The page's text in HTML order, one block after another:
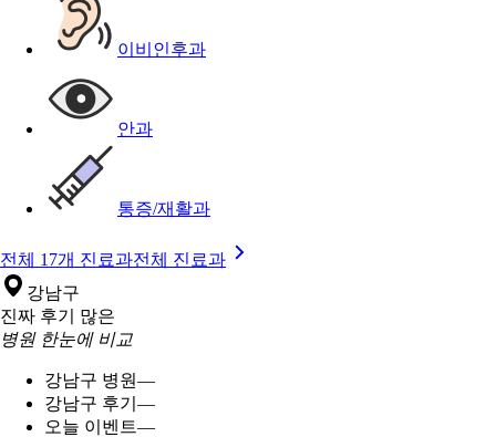
이비인후과
안과
통증/재활과
전체 17개 진료과전체 진료과
강남구
진짜 후기 많은
병원 한눈에 비교
강남구 병원—
강남구 후기 —
오늘 이벤트—